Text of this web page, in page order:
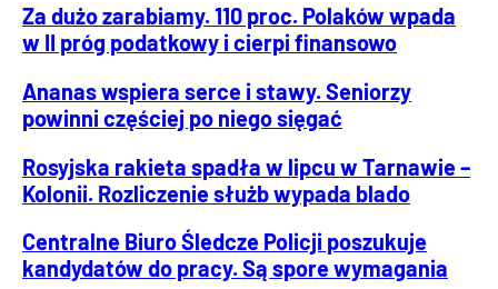
Za dużo zarabiamy. 110 proc. Polaków wpada
w II próg podatkowy i cierpi finansowo
Ananas wspiera serce i stawy. Seniorzy
powinni częściej po niego sięgać
Rosyjska rakieta spadła w lipcu w Tarnawie –
Kolonii. Rozliczenie służb wypada blado
Centralne Biuro Śledcze Policji poszukuje
kandydatów do pracy. Są spore wymagania